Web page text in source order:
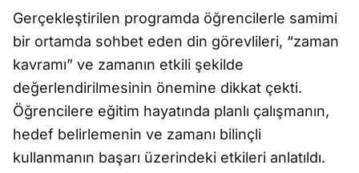
Gerçekleştirilen programda öğrencilerle samimi
bir ortamda sohbet eden din görevlileri, “zaman
kavramı” ve zamanın etkili şekilde
değerlendirilmesinin önemine dikkat çekti.
Öğrencilere eğitim hayatında planlı çalışmanın,
hedef belirlemenin ve zamanı bilinçli
kullanmanın başarı üzerindeki etkileri anlatıldı.